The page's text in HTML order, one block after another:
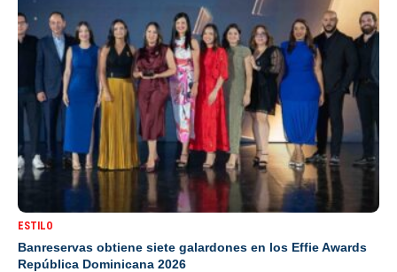
ESTILO
Banreservas obtiene siete galardones en los Effie Awards
República Dominicana 2026